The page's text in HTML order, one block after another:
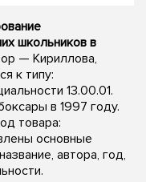
школьников в
— Кириллова,
к типу:
13.00.01.
в 1997 году.
товара:
основные
автора, год,